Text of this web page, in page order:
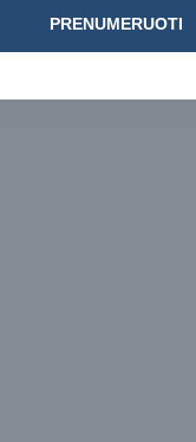
PRENUMERUOTI